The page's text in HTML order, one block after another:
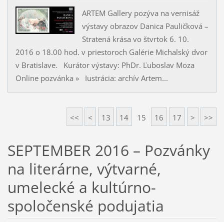
ARTEM Gallery pozýva na vernisáž
výstavy obrazov Danica Pauličková –
Stratená krása vo štvrtok 6. 10.
2016 o 18.00 hod. v priestoroch Galérie Michalský dvor
v Bratislave. Kurátor výstavy: PhDr. Ľuboslav Moza
Online pozvánka » Iustrácia: archív Artem...
<< < 13 14 15 16 17 > >>
SEPTEMBER 2016 – Pozvánky
na literárne, výtvarné,
umelecké a kultúrno-
spoločenské podujatia